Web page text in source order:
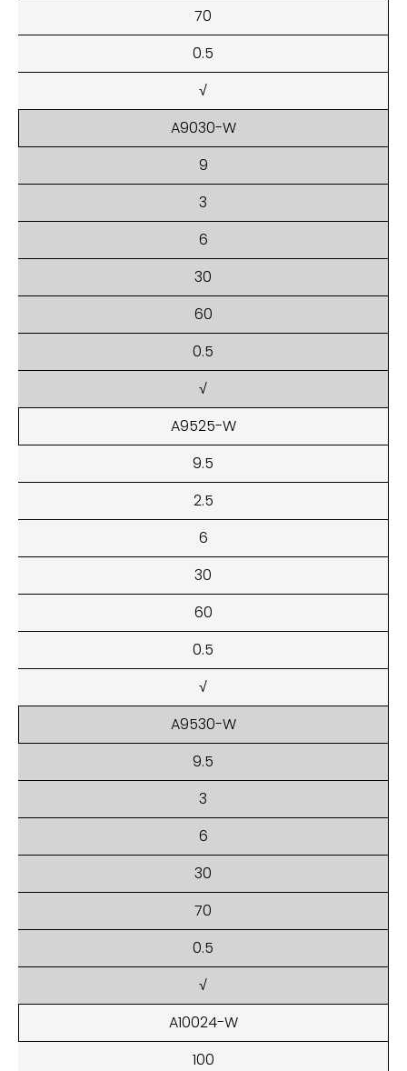
70
0.5
√
A9030-W
9
3
6
30
60
0.5
√
A9525-W
9.5
2.5
6
30
60
0.5
√
A9530-W
9.5
3
6
30
70
0.5
√
A10024-W
100